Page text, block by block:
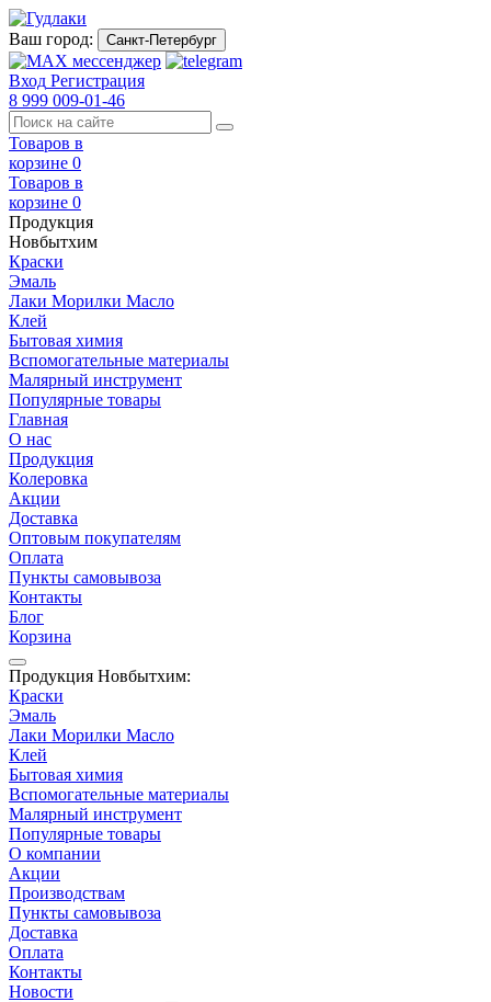
Ваш город: Санкт-Петербург
Вход Регистрация
8 999 009-01-46
Товаров в
корзине 0
Товаров в
корзине 0
Продукция
Новбытхим
Краски
Эмаль
Лаки Морилки Масло
Клей
Бытовая химия
Вспомогательные материалы
Малярный инструмент
Популярные товары
Главная
О нас
Продукция
Колеровка
Акции
Доставка
Оптовым покупателям
Оплата
Пункты самовывоза
Контакты
Блог
Корзина
Продукция Новбытхим:
Краски
Эмаль
Лаки Морилки Масло
Клей
Бытовая химия
Вспомогательные материалы
Малярный инструмент
Популярные товары
О компании
Акции
Производствам
Пункты самовывоза
Доставка
Оплата
Контакты
Новости